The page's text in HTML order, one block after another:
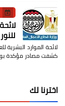
للنور
لائحة الموارد البشرية
كشفت مصادر مؤكدة
اخترنا لك